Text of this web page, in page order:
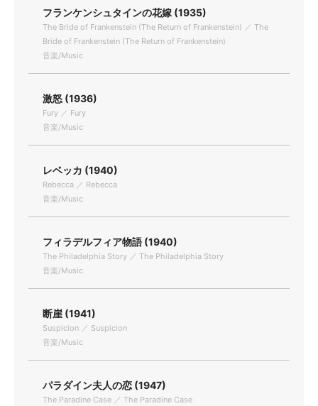
フランケンシュタインの花嫁 (1935)
The Bride of Frankenstein (The Return of Frankenstein) ／ The
Bride of Frankenstein (The Return of Frankenstein)
音楽/Music
激怒 (1936)
Fury ／ Fury
音楽/Music
レベッカ (1940)
Rebecca ／ Rebecca
音楽/Music
フィラデルフィア物語 (1940)
The Philadelphia Story ／ The Philadelphia Story
音楽/Music
断崖 (1941)
Suspicion ／ Suspicion
音楽/Music
パラダイン夫人の恋 (1947)
The Paradine Case ／ The Paradine Case